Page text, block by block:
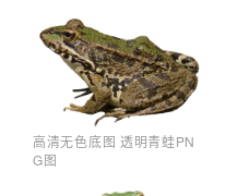
高清无色底图 透明青蛙PN
G图